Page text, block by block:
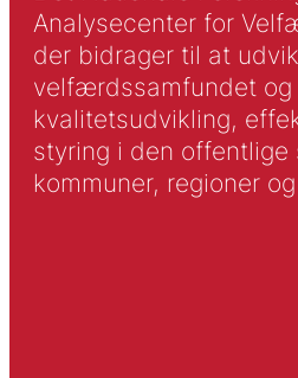
Analysecenter for
der bidrager til at
velfærdssamfundet og
kvalitetsudvikling,
styring i den offentlige
kommuner, regioner